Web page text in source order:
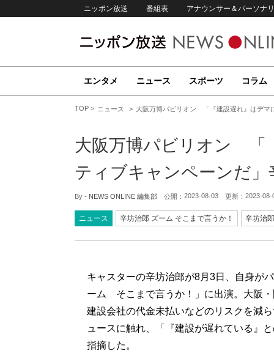
ニッポン放送 番組表 アナウンサー＆パーソナ
エンタメ ニュース スポーツ コラム
TOP ニュース 大阪万博パビリオン 「『建設遅れ』はデマ
大阪万博パビリオン 「
ティブキャンペーンだ」
By - NEWS ONLINE 編集部 公開： 2023-08-03 更新： 2023-08-
ニュース 辛坊治郎 ズーム そこまで言うか！ 辛坊治郎
キャスターの辛坊治郎が8月3日、自身が
ーム そこまで言うか！」に出演。大阪
建設会社の代金未払いなどのリスクを減
ュースに触れ、「『建設が遅れている』
指摘した。